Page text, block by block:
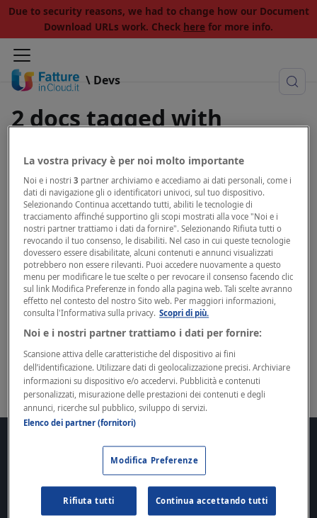
Due to security reasons, we had to change how our Document
Download URLs work. Check here for more info.
\ Devs
2 docs tagged with
View all tags
Invoice creation
Learn the basics about building an invoice
Invoice totals calculation
Discover how to calculate the totals
La vostra privacy è per noi molto importante
Noi e i nostri3 partner archiviamo e accediamo ai dati personali, come i
dati di navigazione gli o identificatori univoci, sul tuo dispositivo.
Selezionando Continua accettando tutti, abiliti le tecnologie di
tracciamento affinché supportino gli scopi mostrati alla voce "Noi e i
nostri partner trattiamo i dati da fornire". Selezionando Rifiuta tutti o
revocando il tuo consenso, le disabiliti. Nel caso in cui queste tecnologie
dovessero essere disabilitate, alcuni contenuti e annunci visualizzati
potrebbero non essere rilevanti. Puoi accedere nuovamente a questo
menu per modificare le tue scelte o per revocare il consenso facendo clic
sul link Modifica Preferenze in fondo alla pagina web. Tali scelte avranno
effetto nel contesto del nostro Sito web. Per maggiori informazioni,
consulta l'Informativa sulla privacy. Scopri di più.
Noi e i nostri partner trattiamo i dati per fornire:
Scansione attiva delle caratteristiche del dispositivo ai fini
dell’identificazione. Utilizzare dati di geolocalizzazione precisi. Archiviare
informazioni su dispositivo e/o accedervi. Pubblicità e contenuti
personalizzati, misurazione delle prestazioni dei contenuti e degli
annunci, ricerche sul pubblico, sviluppo di servizi.
Elenco dei partner (fornitori)
Modifica Preferenze
Rifiuta tutti Continua accettando tutti